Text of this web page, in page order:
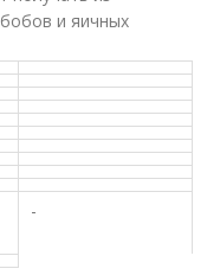
и яичных
-